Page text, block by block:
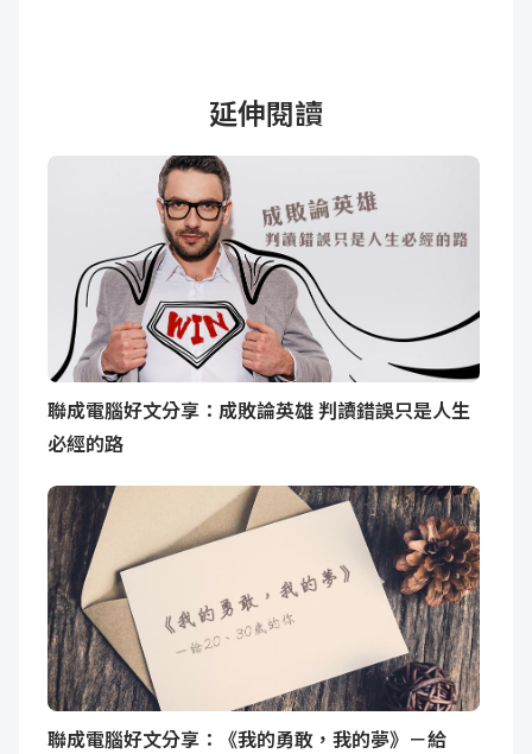
延伸閱讀
聯成電腦好文分享：成敗論英雄 判讀錯誤只是人生
必經的路
聯成電腦好文分享：《我的勇敢，我的夢》－給